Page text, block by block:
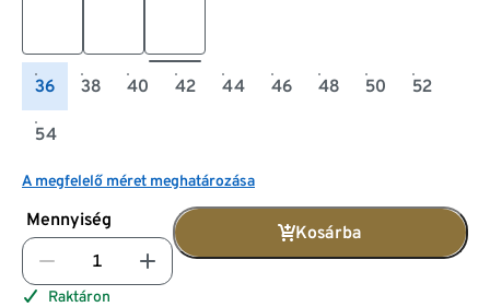
36 38 40 42 44 46 48 50 52
54
A megfelelő méret meghatározása
Mennyiség
Kosárba
Raktáron